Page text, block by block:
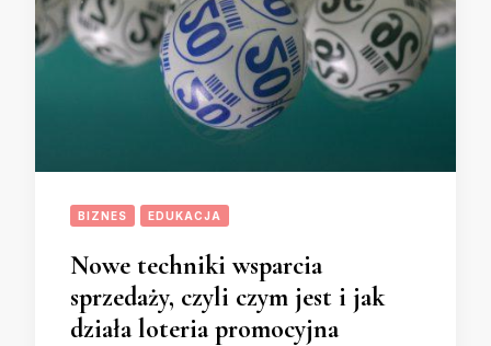
BIZNES EDUKACJA
Nowe techniki wsparcia
sprzedaży, czyli czym jest i jak
działa loteria promocyjna